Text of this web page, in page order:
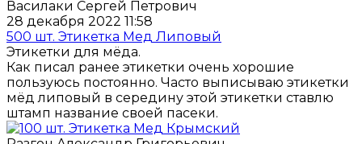
Василаки Сергей Петрович
28 декабря 2022 11:58
500 шт. Этикетка Мед Липовый
Этикетки для мёда.
Как писал ранее этикетки очень хорошие
пользуюсь постоянно. Часто выписываю этикетки
мёд липовый в середину этой этикетки ставлю
штамп название своей пасеки.